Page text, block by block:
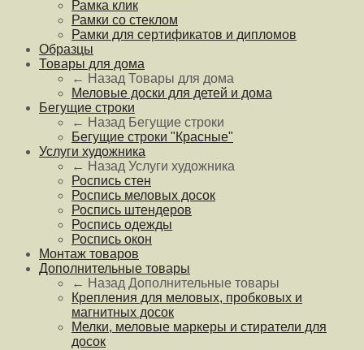
Рамка клик
Рамки со стеклом
Рамки для сертификатов и дипломов
Образцы
Товары для дома
← Назад Товары для дома
Меловые доски для детей и дома
Бегущие строки
← Назад Бегущие строки
Бегущие строки "Красные"
Услуги художника
← Назад Услуги художника
Роспись стен
Роспись меловых досок
Роспись штендеров
Роспись одежды
Роспись окон
Монтаж товаров
Дополнительные товары
← Назад Дополнительные товары
Крепления для меловых, пробковых и
магнитных досок
Мелки, меловые маркеры и стиратели для
досок